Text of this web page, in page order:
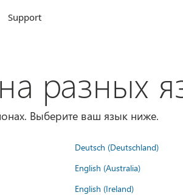
Support
разных
Выберите ваш язык ниже.
Deutsch (Deutschland)
English (Australia)
English (Ireland)